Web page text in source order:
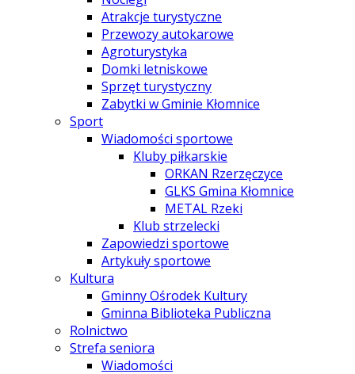
Atrakcje turystyczne
Przewozy autokarowe
Agroturystyka
Domki letniskowe
Sprzęt turystyczny
Zabytki w Gminie Kłomnice
Sport
Wiadomości sportowe
Kluby piłkarskie
ORKAN Rzerzęczyce
GLKS Gmina Kłomnice
METAL Rzeki
Klub strzelecki
Zapowiedzi sportowe
Artykuły sportowe
Kultura
Gminny Ośrodek Kultury
Gminna Biblioteka Publiczna
Rolnictwo
Strefa seniora
Wiadomości